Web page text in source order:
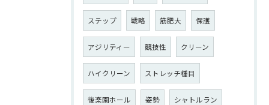
ステップ 戦略 筋肥大 保護
アジリティー 競技性 クリーン
ハイクリーン ストレッチ種目
後楽園ホール 姿勢 シャトルラン